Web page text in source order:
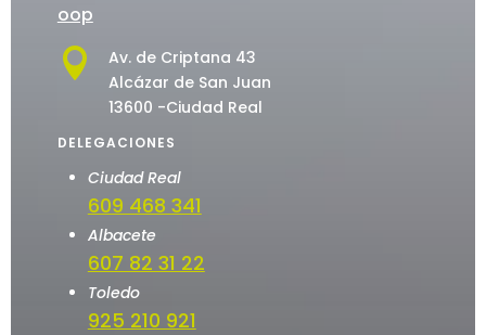
oop

Av. de Criptana 43
Alcázar de San Juan
13600 -Ciudad Real
DELEGACIONES
Ciudad Real
609 468 341
Albacete
607 82 31 22
Toledo
925 210 921